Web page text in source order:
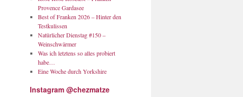
Provence Gardasee
Best of Franken 2026 – Hinter den
Testkulissen
Natürlicher Dienstag #150 –
Weinschwärmer
Was ich letztens so alles probiert
habe…
Eine Woche durch Yorkshire
Instagram @chezmatze